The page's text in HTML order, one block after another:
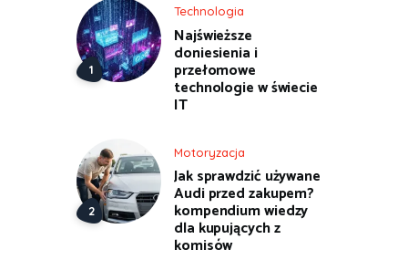
Technologia
Najświeższe
doniesienia i
przełomowe
technologie w świecie
IT
Motoryzacja
Jak sprawdzić używane
Audi przed zakupem?
kompendium wiedzy
dla kupujących z
komisów